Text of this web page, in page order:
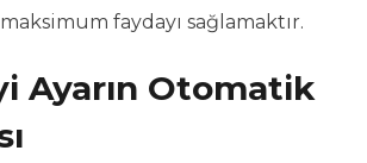
faydayı sağlamaktır.
Ayarın Otomatik